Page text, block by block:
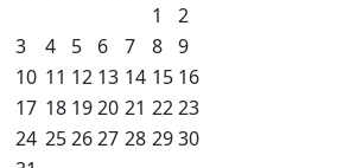
1
2
3
4 5 6 7 8 9
10 11 12 13 14 15 16
17 18 1920 21 2223
24 252627 28 2930